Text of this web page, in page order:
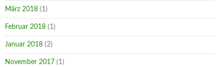
März 2018 (1)
Februar 2018 (1)
Januar 2018 (2)
November 2017 (1)